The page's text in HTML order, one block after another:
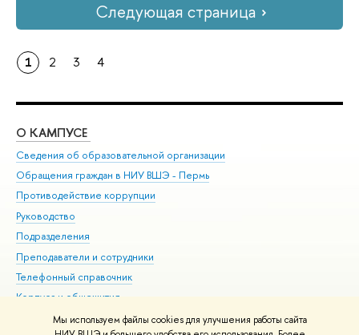
Мы используем файлы cookies для улучшения работы сайта
Следующая страница
1 2 3 4
О КАМПУСЕ
Сведения об образовательной организации
Обращения граждан в НИУ ВШЭ - Пермь
Противодействие коррупции
Руководство
Подразделения
Преподаватели и сотрудники
Телефонный справочник
Корпуса и общежития
ВШЭ для студентов с ограниченными возможностями